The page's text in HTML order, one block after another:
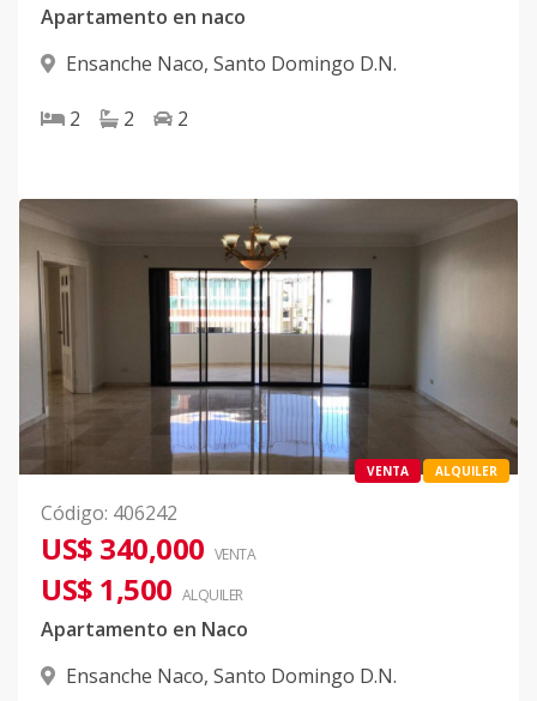
Apartamento en naco
Ensanche Naco, Santo Domingo D.N.
2 2 2
VENTA ALQUILER
Código: 406242
US$ 340,000 VENTA
US$ 1,500 ALQUILER
Apartamento en Naco
Ensanche Naco, Santo Domingo D.N.